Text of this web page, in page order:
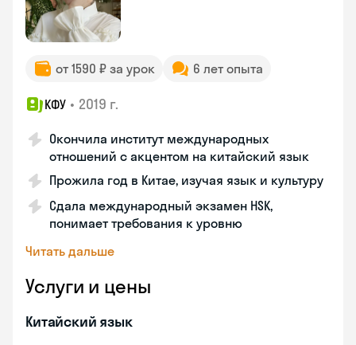
от 1590 ₽ за урок 6 лет опыта
КФУ • 2019 г.
Окончила институт международных
отношений с акцентом на китайский язык
Прожила год в Китае, изучая язык и культуру
Сдала международный экзамен HSK,
понимает требования к уровню
Читать дальше
Услуги и цены
Китайский язык